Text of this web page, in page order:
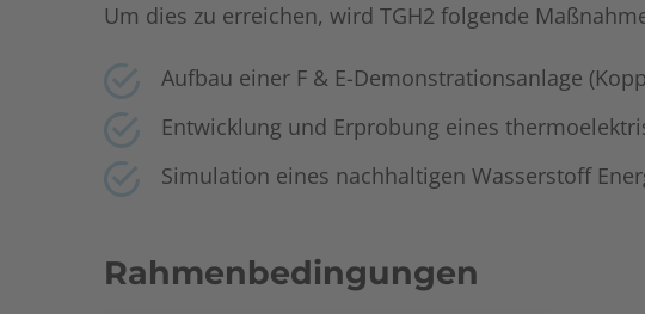
Um dies zu erreichen, wird TGH2 folgende
Aufbau einer F & E-Demonstrationsanlage
Entwicklung und Erprobung eines
Simulation eines nachhaltigen Wasserstoff
Rahmenbedingungen